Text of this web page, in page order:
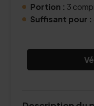
Portion : 3
Suffisant pour :